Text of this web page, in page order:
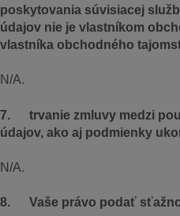
poskytovania súvisiacej
údajov nie je vlastníkom
vlastníka obchodného
N/A.
7. trvanie zmluvy medzi
údajov, ako aj podmienky
N/A.
8. Vaše právo podať